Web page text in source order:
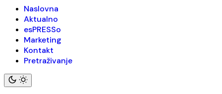
Naslovna
Aktualno
esPRESSo
Marketing
Kontakt
Pretraživanje